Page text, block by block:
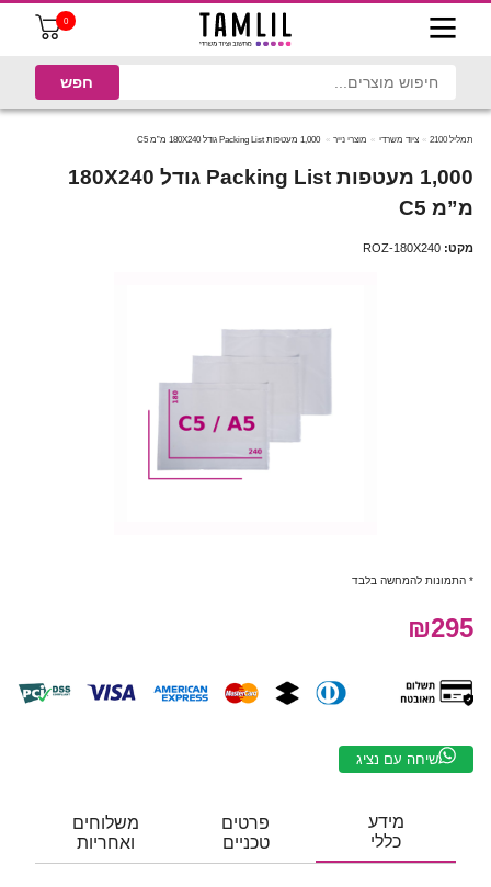
0
תמליל 2100 ציוד משרדי מוצרי נייר 1,000 מעטפות Packing List גודל 180X240 מ”מ C5
1,000 מעטפות Packing List גודל 180X240
מ”מ C5
מקט: ROZ-180X240
* התמונות להמחשה בלבד
₪295
שיחה עם נציג
מידע
כללי
פרטים
טכניים
משלוחים
ואחריות